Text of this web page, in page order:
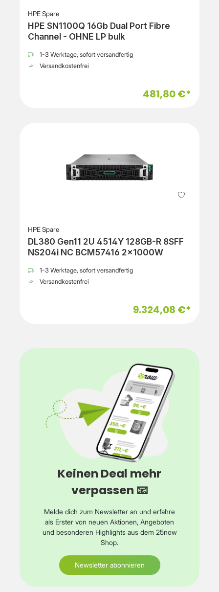
HPE Spare
HPE SN1100Q 16Gb Dual Port Fibre
Channel - OHNE LP bulk
1-3 Werktage, sofort versandfertig
Versandkostenfrei
481,80 €*
HPE Spare
DL380 Gen11 2U 4514Y 128GB-R 8SFF
NS204i NC BCM57416 2x1000W
1-3 Werktage, sofort versandfertig
Versandkostenfrei
9.324,08 €*
Keinen Deal mehr
verpassen 📧
Melde dich zum Newsletter an und erfahre
als Erster von neuen Aktionen, Angeboten
und besonderen Highlights aus dem 25now
Shop.
Newsletter abonnieren